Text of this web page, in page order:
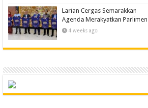
Larian Cergas Semarakkan
Agenda Merakyatkan Parlimen
4 weeks ago